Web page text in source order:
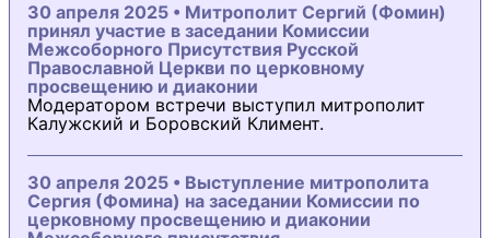
30 апреля 2025 • Митрополит Сергий (Фомин)
принял участие в заседании Комиссии
Межсоборного Присутствия Русской
Православной Церкви по церковному
просвещению и диаконии
Модератором встречи выступил митрополит
Калужский и Боровский Климент.
30 апреля 2025 • Выступление митрополита
Сергия (Фомина) на заседании Комиссии по
церковному просвещению и диаконии